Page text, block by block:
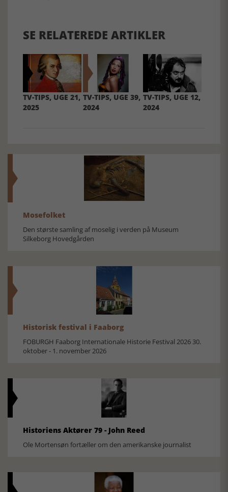
SE RELATEREDE ARTIKLER
TV-TIPS, UGE 21,
2025
TV-TIPS, UGE 39,
2024
TV-TIPS, UGE 12,
2024
Mosefolket
Den største samling af moselig i verden på Museum
Silkeborg Hovedgården
Historisk festival i Faaborg
FOBURGH Faaborg Internationale Historie Festival 2026 30.
oktober - 1. november 2026
Historiens Aktører 79 - John Reed
Ole Mortensøn fortæller om den amerikanske journalist